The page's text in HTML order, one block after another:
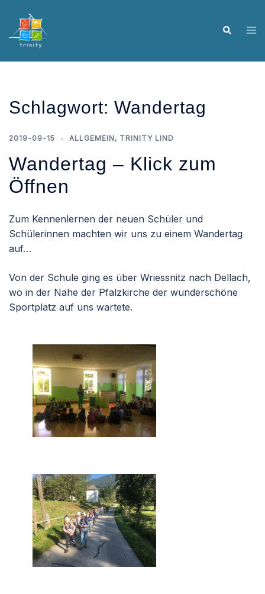
content
Search
Schlagwort: Wandertag
2019-09-15 ALLGEMEIN, TRINITY LIND
Wandertag – Klick zum
Öffnen
Zum Kennenlernen der neuen Schüler und
Schülerinnen machten wir uns zu einem Wandertag
auf…
Von der Schule ging es über Wriessnitz nach Dellach,
wo in der Nähe der Pfalzkirche der wunderschöne
Sportplatz auf uns wartete.